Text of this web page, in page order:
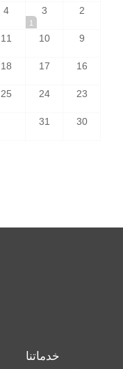
2
3
1
4
9
10
11
16
17
18
23
24
25
30
31
خدماتنا